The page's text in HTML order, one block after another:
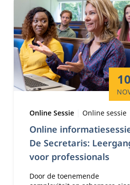
Online
De Secretaris:
voor professionals
10
Type:
Online Sessie Locatie:
Online sessie
Door de toenemende